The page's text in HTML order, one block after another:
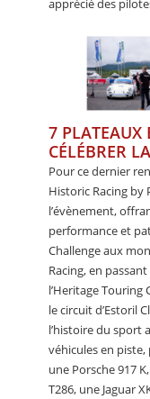
apprécié des
7 PLATEAUX
CÉLÉBRER
Pour ce dernier
Historic Racing
l’évènement,
performance et
Challenge aux
Racing, en
l’Heritage Touring
le circuit d’Estoril
l’histoire du sport
véhicules en piste,
une Porsche 917
T286, une Jaguar